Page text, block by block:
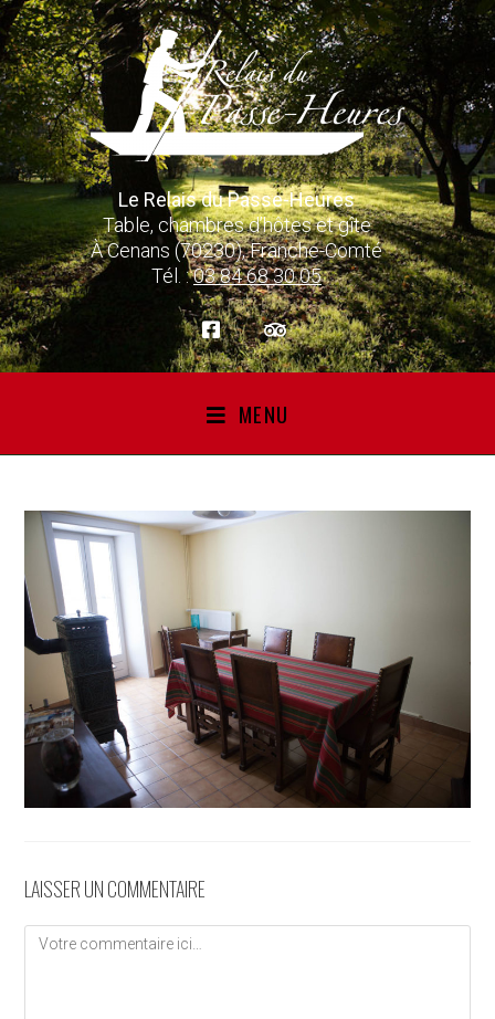
Le Relais du Passe-Heures
Table, chambres d’hôtes et gîte
À Cenans (70230), Franche-Comté
Tél. :03 84 68 30 05
MENU
LAISSER UN COMMENTAIRE